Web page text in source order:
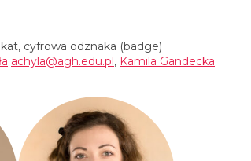
cyfrowa odznaka (badge)
achyla@agh.edu.pl , Kamila Gandecka